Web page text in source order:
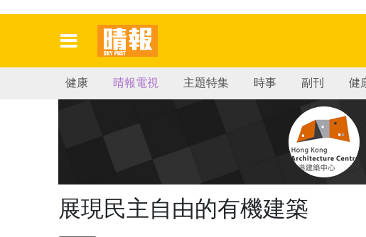
健康 晴報電視 主題特集 時事 副刊 健
展現民主自由的有機建築